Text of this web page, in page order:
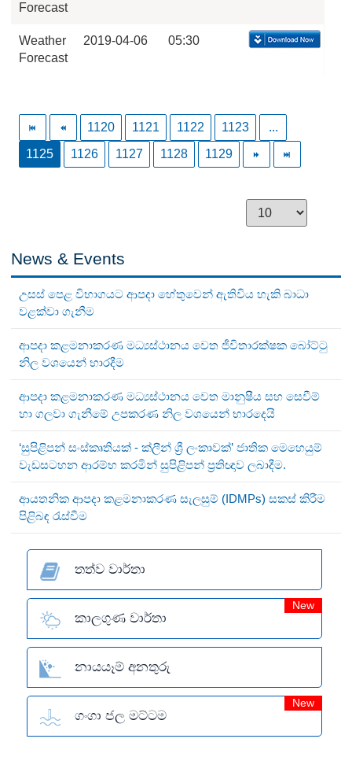
Forecast
Weather
Forecast
2019-04-06 05:30
1120 1121 1122 1123
...
1125
1126 1127 1128 1129
News & Events
උසස් පෙළ විභාගයට ආපදා හේතුවෙන් ඇතිවිය හැකි බාධා
වළක්වා ගැනීම
ආපදා කළමනාකරණ මධ්‍යස්ථානය වෙත ජීවිතාරක්ෂක බෝට්ටු
නිල වශයෙන් භාරදීම
ආපදා කළමනාකරණ මධ්‍යස්ථානය වෙත මානුෂීය සහ සෙවීම්
හා ගලවා ගැනීමේ උපකරණ නිල වශයෙන් භාරදෙයි
‘සුපිළිපන් සංස්කෘතියක් - ක්ලීන් ශ්‍රී ලංකාවක්’ ජාතික මෙහෙයුම්
වැඩසටහන ආරම්භ කරමින් සුපිළිපන් ප්‍රතිඥාව ලබාදීම.
ආයතනික ආපදා කළමනාකරණ සැලසුම් (IDMPs) සකස් කිරීම
පිළිබඳ රැස්වීම
තත්ව වාර්තා
කාලගුණ වාර්තා
New
නායයෑම් අනතුරු
ගංගා ජල මට්ටම
New